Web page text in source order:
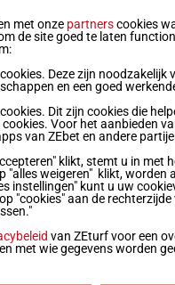
0a 0a 3a 4a 0a
1a 2a 1a 1a 0a
met onze partnerscookies
de site goed te laten
Deze zijn noodzakelijk
en een goed
Dit zijn cookies die
cookies. Voor het aanbieden
van ZEbet en andere
klikt, stemt u in met
"alles weigeren" klikt, worden
instellingen" kunt u uw
"cookies" aan de
van ZEturf voor een
met wie gegevens worden